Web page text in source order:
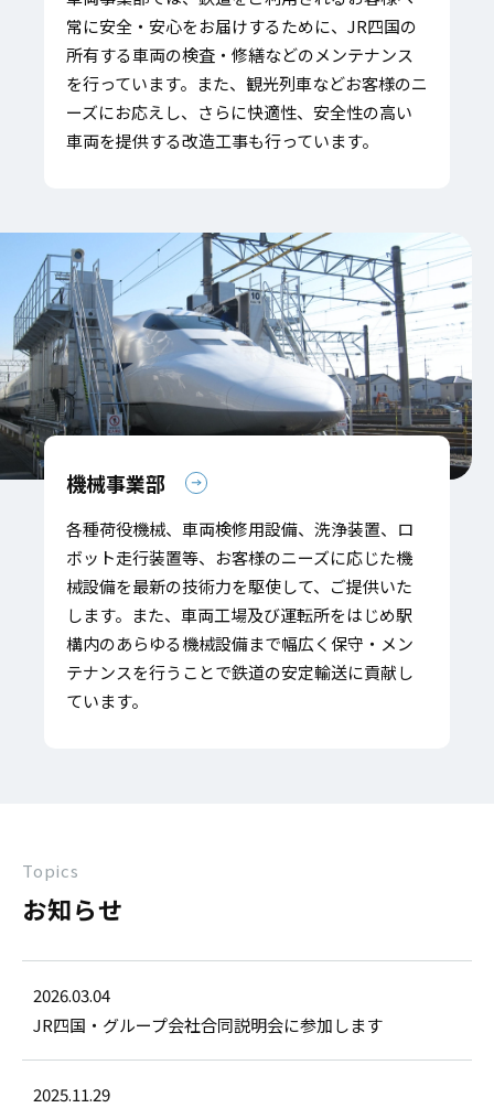
常に安全・安心をお届けするために、JR四国の
所有する車両の検査・修繕などのメンテナンス
を行っています。また、観光列車などお客様のニ
ーズにお応えし、さらに快適性、安全性の高い
車両を提供する改造工事も行っています。
機械事業部
各種荷役機械、車両検修用設備、洗浄装置、ロ
ボット走行装置等、お客様のニーズに応じた機
械設備を最新の技術力を駆使して、ご提供いた
します。また、車両工場及び運転所をはじめ駅
構内のあらゆる機械設備まで幅広く保守・メン
テナンスを行うことで鉄道の安定輸送に貢献し
ています。
Topics
お知らせ
2026.03.04
JR四国・グループ会社合同説明会に参加します
2025.11.29